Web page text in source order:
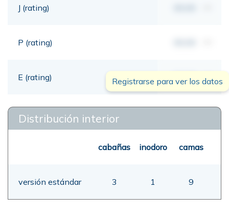
J (rating)
P (rating)
E (rating) 00,00 mt
Registrarse para ver los datos
Distribución interior
cabañas inodoro camas
versión estándar 3 1 9